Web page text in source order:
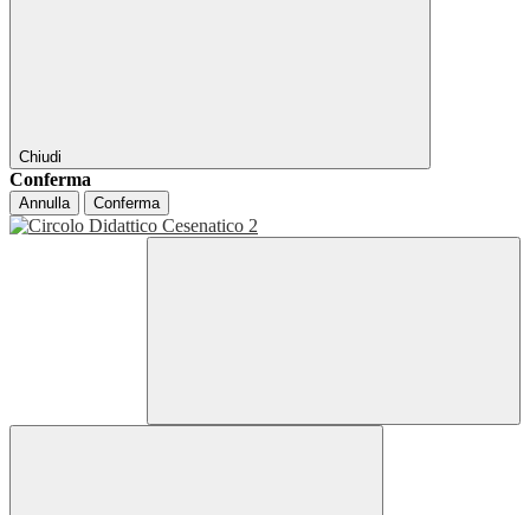
Chiudi
Conferma
Annulla Conferma